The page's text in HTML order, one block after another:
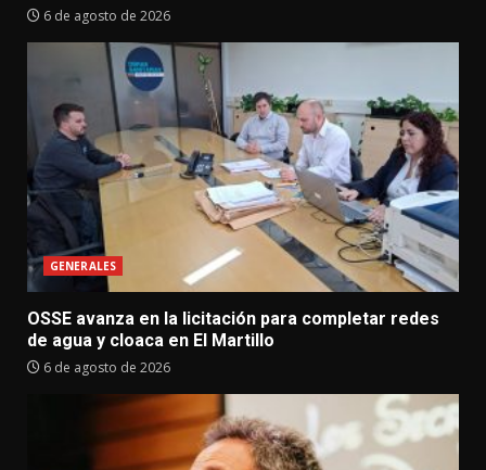
6 de agosto de 2026
GENERALES
OSSE avanza en la licitación para completar redes
de agua y cloaca en El Martillo
6 de agosto de 2026